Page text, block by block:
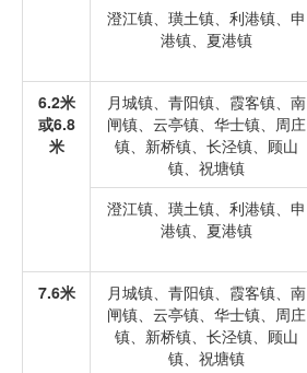
澄江镇、璜土镇、利港镇、申
港镇、夏港镇
6.2米
或6.8
米
月城镇、青阳镇、霞客镇、南
闸镇、云亭镇、华士镇、周庄
镇、新桥镇、长泾镇、顾山
镇、祝塘镇
澄江镇、璜土镇、利港镇、申
港镇、夏港镇
7.6米
月城镇、青阳镇、霞客镇、南
闸镇、云亭镇、华士镇、周庄
镇、新桥镇、长泾镇、顾山
镇、祝塘镇